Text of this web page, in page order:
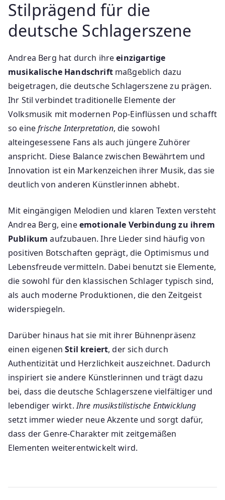
Stilprägend für die
deutsche Schlagerszene
Andrea Berg hat durch ihreeinzigartige
musikalische Handschriftmaßgeblich dazu
beigetragen, die deutsche Schlagerszene zu prägen.
Ihr Stil verbindet traditionelle Elemente der
Volksmusik mit modernen Pop-Einflüssen und schafft
so einefrische Interpretation, die sowohl
alteingesessene Fans als auch jüngere Zuhörer
anspricht. Diese Balance zwischen Bewährtem und
Innovation ist ein Markenzeichen ihrer Musik, das sie
deutlich von anderen Künstlerinnen abhebt.
Mit eingängigen Melodien und klaren Texten versteht
Andrea Berg, eineemotionale Verbindung zu ihrem
Publikum aufzubauen. Ihre Lieder sind häufig von
positiven Botschaften geprägt, die Optimismus und
Lebensfreude vermitteln. Dabei benutzt sie Elemente,
die sowohl für den klassischen Schlager typisch sind,
als auch moderne Produktionen, die den Zeitgeist
widerspiegeln.
Darüber hinaus hat sie mit ihrer Bühnenpräsenz
einen eigenenStil kreiert, der sich durch
Authentizität und Herzlichkeit auszeichnet. Dadurch
inspiriert sie andere Künstlerinnen und trägt dazu
bei, dass die deutsche Schlagerszene vielfältiger und
lebendiger wirkt.Ihre musikstilistische Entwicklung
setzt immer wieder neue Akzente und sorgt dafür,
dass der Genre-Charakter mit zeitgemäßen
Elementen weiterentwickelt wird.